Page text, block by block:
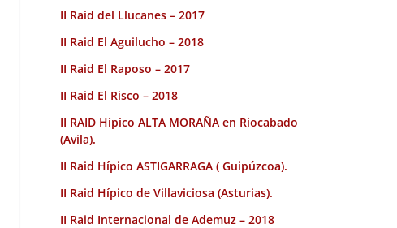
II Raid del Llucanes – 2017
II Raid El Aguilucho – 2018
II Raid El Raposo – 2017
II Raid El Risco – 2018
II RAID Hípico ALTA MORAÑA en Riocabado
(Avila).
II Raid Hípico ASTIGARRAGA ( Guipúzcoa).
II Raid Hípico de Villaviciosa (Asturias).
II Raid Internacional de Ademuz – 2018